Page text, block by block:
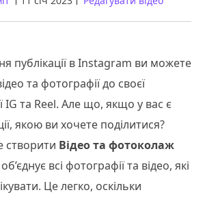
публікації в Instagram ви можете
та фотографії до своєї
IG та Reel. Але що, якщо у вас є
якою ви хочете поділитися?
створити Відео та фотоколаж
всі фотографії та відео, які
Це легко, оскільки